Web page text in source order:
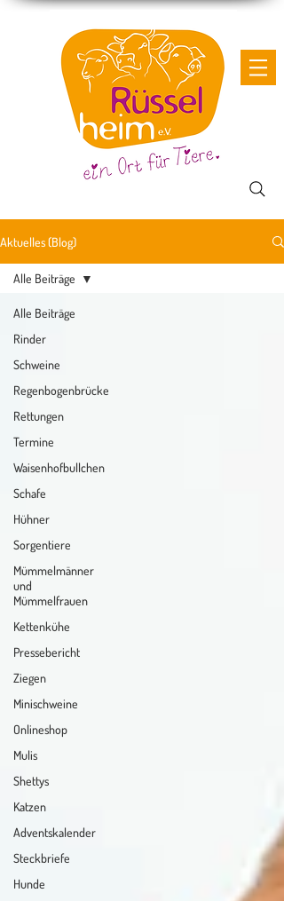
Aktuelles (Blog)
Alle Beiträge
Rinder
Schweine
Regenbogenbrücke
Rettungen
Termine
Waisenhofbullchen
Schafe
Hühner
Sorgentiere
Mümmelmänner
und
Mümmelfrauen
Kettenkühe
Pressebericht
Ziegen
Minischweine
Onlineshop
Mulis
Shettys
Katzen
Adventskalender
Steckbriefe
Hunde
Alle Beiträge